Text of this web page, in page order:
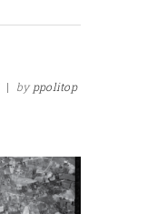
| by ppolitop